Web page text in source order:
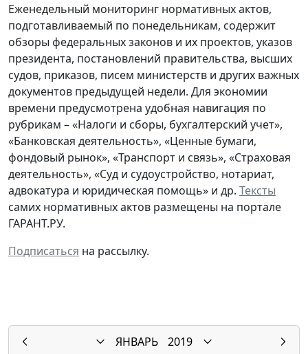
Еженедельный мониторинг нормативных актов,
подготавливаемый по понедельникам, содержит
обзоры федеральных законов и их проектов, указов
президента, постановлений правительства, высших
судов, приказов, писем министерств и других важных
документов предыдущей недели. Для экономии
времени предусмотрена удобная навигация по
рубрикам – «Налоги и сборы, бухгалтерский учет»,
«Банковская деятельность», «Ценные бумаги,
фондовый рынок», «Транспорт и связь», «Страховая
деятельность», «Суд и судоустройство, нотариат,
адвокатура и юридическая помощь» и др. Тексты
самих нормативных актов размещены на портале
ГАРАНТ.РУ.
Подписаться на рассылку.
ЯНВАРЬ
2019